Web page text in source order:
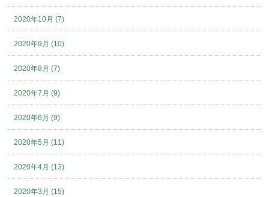
2020年10月 (7)
2020年9月 (10)
2020年8月 (7)
2020年7月 (9)
2020年6月 (9)
2020年5月 (11)
2020年4月 (13)
2020年3月 (15)